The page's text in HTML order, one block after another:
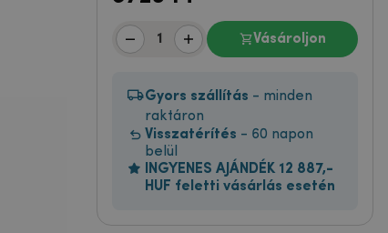
Vásároljon
Gyors szállítás - minden
raktáron
Visszatérítés - 60 napon
belül
INGYENES AJÁNDÉK 12 887,-
HUF feletti vásárlás esetén